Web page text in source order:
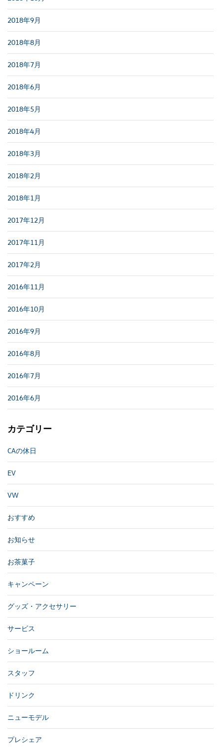
2018年9月
2018年8月
2018年7月
2018年6月
2018年5月
2018年4月
2018年3月
2018年2月
2018年1月
2017年12月
2017年11月
2017年2月
2016年11月
2016年10月
2016年9月
2016年8月
2016年7月
2016年6月
カテゴリー
CAの休日
EV
VW
おすすめ
お知らせ
お茶菓子
キャンペーン
グッズ・アクセサリー
サービス
ショールーム
スタッフ
ドリンク
ニューモデル
プレシェア